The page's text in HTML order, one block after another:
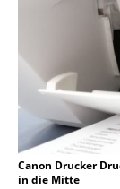
Canon Drucker
in die Mitte